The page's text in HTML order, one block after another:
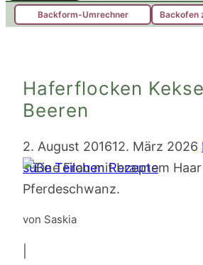
Backform-Umrechner Backofen
Haferflocken
Beeren
2. August 201612. März 2026
süße Teilchen Rezepte
von Saskia